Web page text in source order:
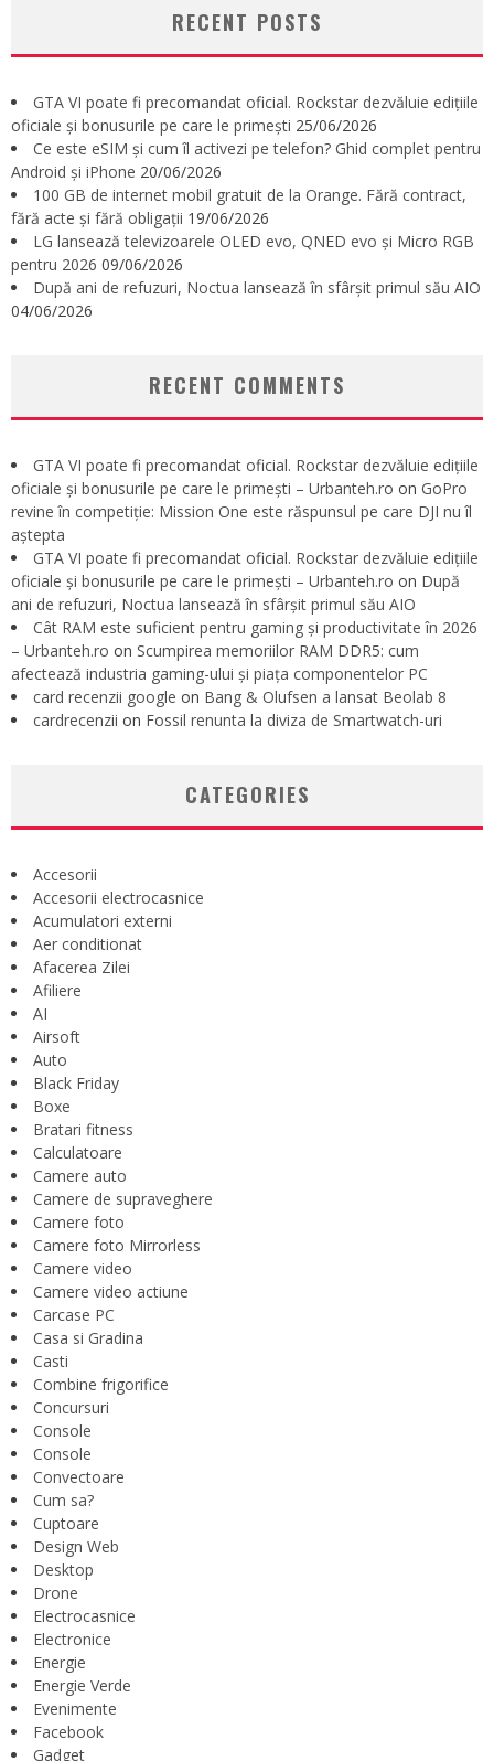
RECENT POSTS
GTA VI poate fi precomandat oficial. Rockstar dezvăluie edițiile
oficiale și bonusurile pe care le primești 25/06/2026
Ce este eSIM și cum îl activezi pe telefon? Ghid complet pentru
Android și iPhone 20/06/2026
100 GB de internet mobil gratuit de la Orange. Fără contract,
fără acte și fără obligații 19/06/2026
LG lansează televizoarele OLED evo, QNED evo și Micro RGB
pentru 2026 09/06/2026
După ani de refuzuri, Noctua lansează în sfârșit primul său AIO
04/06/2026
RECENT COMMENTS
GTA VI poate fi precomandat oficial. Rockstar dezvăluie edițiile
oficiale și bonusurile pe care le primești – Urbanteh.ro on GoPro
revine în competiție: Mission One este răspunsul pe care DJI nu îl
aștepta
GTA VI poate fi precomandat oficial. Rockstar dezvăluie edițiile
oficiale și bonusurile pe care le primești – Urbanteh.ro on După
ani de refuzuri, Noctua lansează în sfârșit primul său AIO
Cât RAM este suficient pentru gaming și productivitate în 2026
– Urbanteh.ro on Scumpirea memoriilor RAM DDR5: cum
afectează industria gaming-ului și piața componentelor PC
card recenzii google on Bang & Olufsen a lansat Beolab 8
cardrecenzii on Fossil renunta la diviza de Smartwatch-uri
CATEGORIES
Accesorii
Accesorii electrocasnice
Acumulatori externi
Aer conditionat
Afacerea Zilei
Afiliere
AI
Airsoft
Auto
Black Friday
Boxe
Bratari fitness
Calculatoare
Camere auto
Camere de supraveghere
Camere foto
Camere foto Mirrorless
Camere video
Camere video actiune
Carcase PC
Casa si Gradina
Casti
Combine frigorifice
Concursuri
Console
Console
Convectoare
Cum sa?
Cuptoare
Design Web
Desktop
Drone
Electrocasnice
Electronice
Energie
Energie Verde
Evenimente
Facebook
Gadget